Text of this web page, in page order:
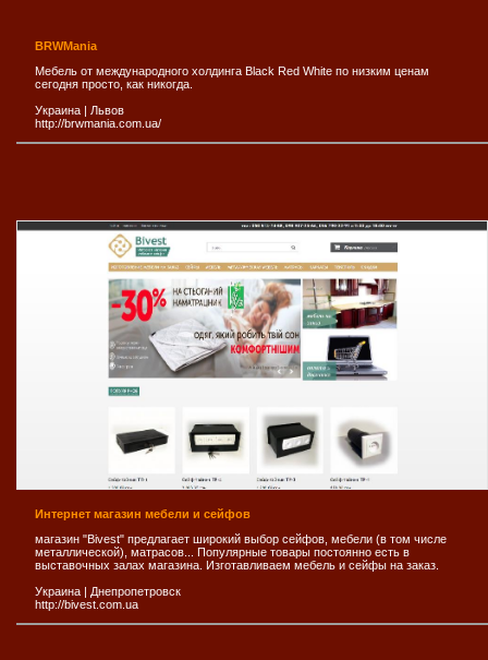
BRWMania
Мебель от международного холдинга Black Red White по низким ценам
сегодня просто, как никогда.
Украина | Львов
http://brwmania.com.ua/
Интернет магазин мебели и сейфов
магазин "Bivest" предлагает широкий выбор сейфов, мебели (в том числе
металлической), матрасов... Популярные товары постоянно есть в
выставочных залах магазина. Изготавливаем мебель и сейфы на заказ.
Украина | Днепропетровск
http://bivest.com.ua